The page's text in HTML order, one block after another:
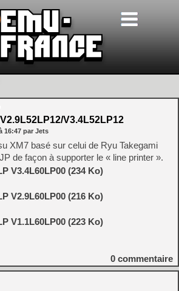
V3.4L52LP12
16:47 par Jets
XM7 basé sur celui de Ryu Takegami
de façon à supporter le « line printer ».
V3.4L60LP00 (234 Ko)
V2.9L60LP00 (216 Ko)
V1.1L60LP00 (223 Ko)
0 commentaire